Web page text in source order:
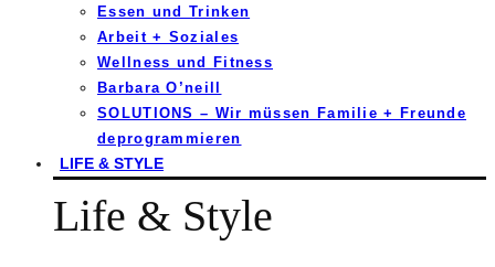
Essen und Trinken
Arbeit + Soziales
Wellness und Fitness
Barbara O’neill
SOLUTIONS – Wir müssen Familie + Freunde
deprogrammieren
LIFE & STYLE
Life & Style